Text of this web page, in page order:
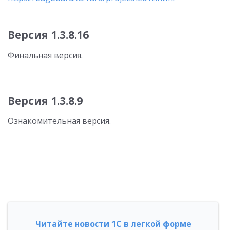
Версия 1.3.8.16
Финальная версия.
Версия 1.3.8.9
Ознакомительная версия.
Читайте новости 1С в легкой форме